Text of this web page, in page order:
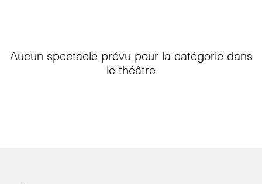
Aucun spectacle prévu pour la catégorie dans
le théâtre